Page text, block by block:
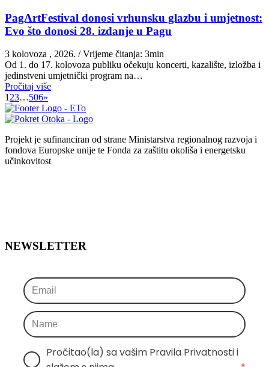
PagArtFestival donosi vrhunsku glazbu i umjetnost:
Evo što donosi 28. izdanje u Pagu
3 kolovoza , 2026. / Vrijeme čitanja: 3min
Od 1. do 17. kolovoza publiku očekuju koncerti, kazalište, izložba i
jedinstveni umjetnički program na…
Pročitaj više
123…506»
Projekt je sufinanciran od strane Ministarstva regionalnog razvoja i
fondova Europske unije te Fonda za zaštitu okoliša i energetsku
učinkovitost
NEWSLETTER
Pročitao(la) sa vašim Pravila Privatnosti i